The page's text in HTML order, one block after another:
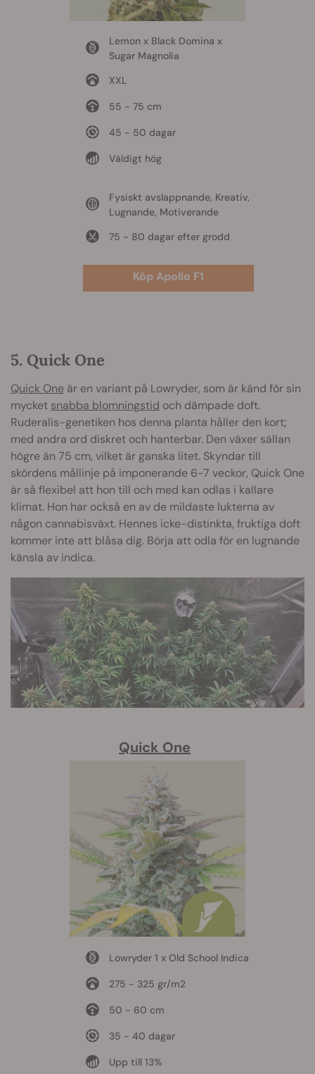
Lemon x Black Domina x
Sugar Magnolia
XXL
55 - 75 cm
45 - 50 dagar
Väldigt hög
Fysiskt avslappnande, Kreativ,
Lugnande, Motiverande
75 - 80 dagar efter grodd
Köp Apollo F1
5. Quick One
Quick One är en variant på Lowryder, som är känd för sin
mycket snabba blomningstid och dämpade doft.
Ruderalis-genetiken hos denna planta håller den kort;
med andra ord diskret och hanterbar. Den växer sällan
högre än 75 cm, vilket är ganska litet. Skyndar till
skördens mållinje på imponerande 6-7 veckor, Quick One
är så flexibel att hon till och med kan odlas i kallare
klimat. Hon har också en av de mildaste lukterna av
någon cannabisväxt. Hennes icke-distinkta, fruktiga doft
kommer inte att blåsa dig. Börja att odla för en lugnande
känsla av indica.
Quick One
Lowryder 1 x Old School Indica
275 - 325 gr/m2
50 - 60 cm
35 - 40 dagar
Upp till 13%